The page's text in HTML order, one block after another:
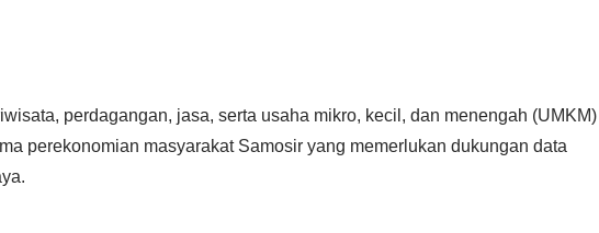
perdagangan, jasa, serta usaha mikro, kecil, dan menengah (UMKM)
perekonomian masyarakat Samosir yang memerlukan dukungan data